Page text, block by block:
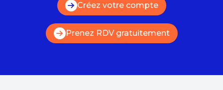
Créez votre compte
Prenez RDV gratuitement